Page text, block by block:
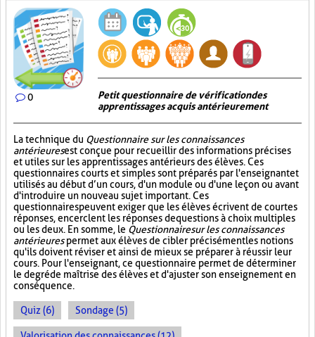
0
Petit questionnaire de vérification des
apprentissages acquis antérieurement
La technique du Questionnaire sur les connaissances
antérieuresest conçue pour recueillir des informations précises
et utiles sur les apprentissages antérieurs des élèves. Ces
questionnaires courts et simples sont préparés par l'enseignant et
utilisés au début d’un cours, d'un module ou d'une leçon ou avant
d'introduire un nouveau sujet important. Ces
questionnaires peuvent exiger que les élèves écrivent de courtes
réponses, encerclent les réponses de questions à choix multiples
ou les deux. En somme, le Questionnaire sur les connaissances
antérieurespermet aux élèves de cibler précisément les notions
qu'ils doivent réviser et ainsi de mieux se préparer à réussir leur
cours. Pour l'enseignant, ce questionnaire permet de déterminer
le degré de maîtrise des élèves et d'ajuster son enseignement en
conséquence.
Quiz (6) Sondage (5)